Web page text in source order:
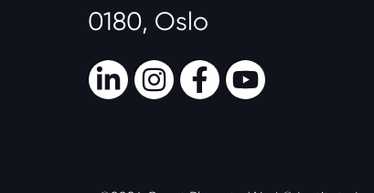
0180, Oslo